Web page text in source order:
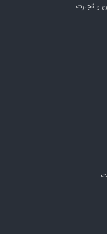
و تجارت